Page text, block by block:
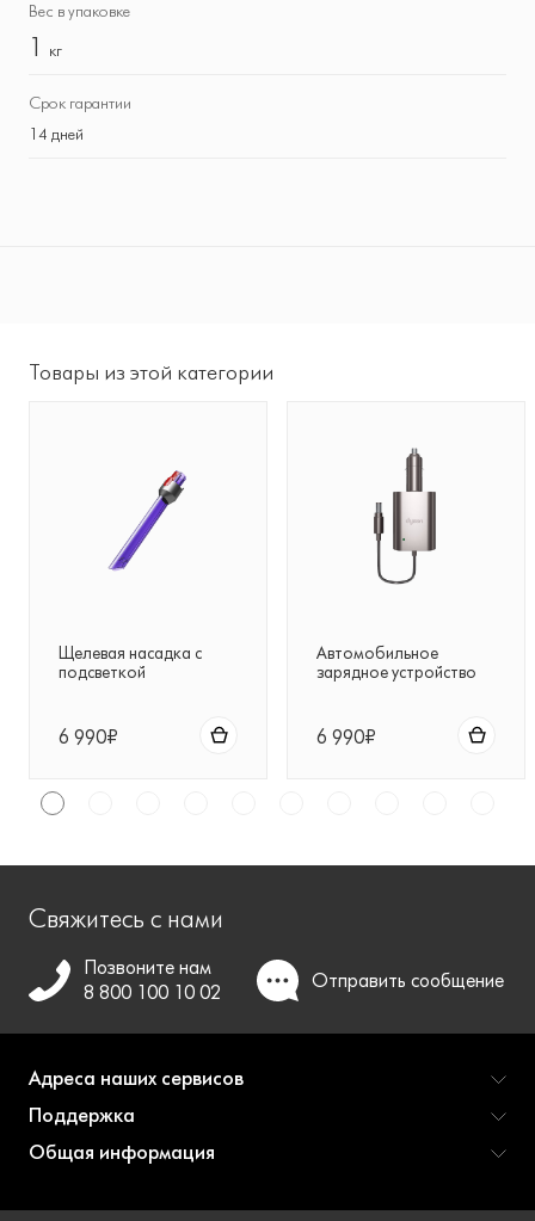
Вес в упаковке
1 кг
Срок гарантии
14 дней
Товары из этой категории
Щелевая насадка с
подсветкой
6 990₽
Автомобильное
зарядное устройство
6 990₽
Свяжитесь с нами
Позвоните нам
8 800 100 10 02
Отправить сообщение
Адреса наших сервисов
Поддержка
Общая информация